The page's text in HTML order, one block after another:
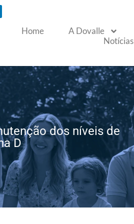
Home A Dovalle
Notícias
dos níveis de
D